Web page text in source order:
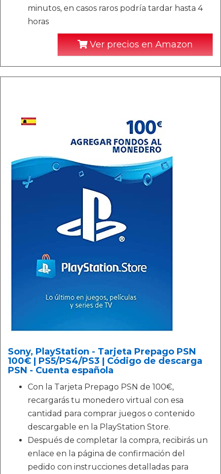
minutos, en casos raros podría tardar hasta 4
horas
Ver precios en Amazon
Sony, PlayStation - Tarjeta Prepago PSN
100€ | PS5/PS4/PS3 | Código de descarga
PSN - Cuenta española
Con la Tarjeta Prepago PSN de 100€,
recargarás tu monedero virtual con esa
cantidad para comprar juegos o contenido
descargable en la PlayStation Store.
Después de completar la compra, recibirás un
enlace en la página de confirmación del
pedido con instrucciones detalladas para